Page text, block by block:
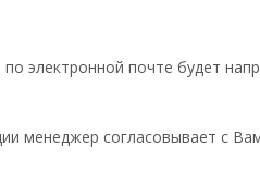
электронной почте будет
менеджер согласовывает с